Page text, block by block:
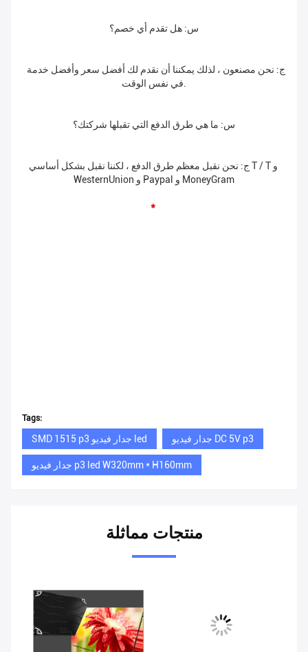
س: هل تقدم أي خصم؟
في نفس الوقت.
س: ما هي طرق الدفع التي تقبلها شركتك؟
ج: نحن نقبل معظم طرق الدفع ، لكننا نقبل بشكل أساسي T / T و
WesternUnion و Paypal و MoneyGram
*
Tags:
SMD 1515 p3 جدار فيديو led جدار فيديو DC 5V p3
جدار فيديو p3 led W320mm * H160mm
منتجات مماثلة